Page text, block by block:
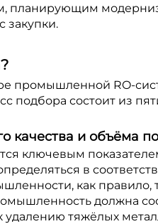
планирующим
закупки.
промышленной RO-
подбора состоит из
качества и объёма
ключевым
в
как правило,
должна
тяжёлых